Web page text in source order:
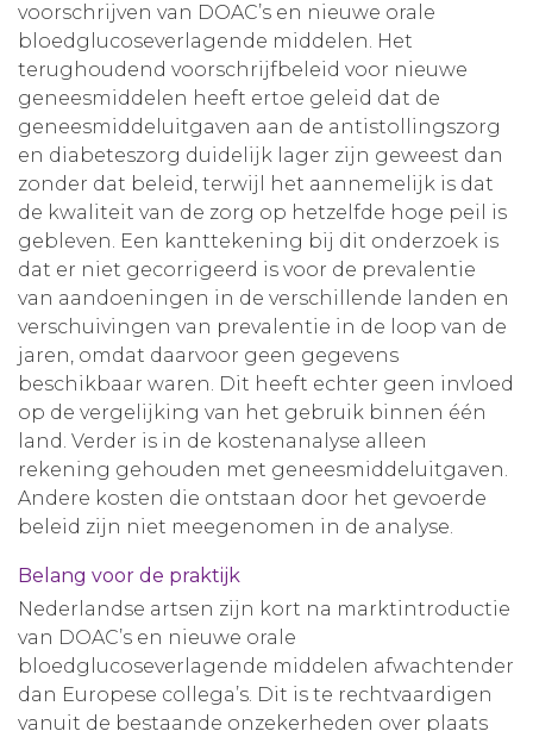
voorschrijven van DOAC’s en nieuwe orale
bloedglucoseverlagende middelen. Het
terughoudend voorschrijfbeleid voor nieuwe
geneesmiddelen heeft ertoe geleid dat de
geneesmiddeluitgaven aan de antistollingszorg
en diabeteszorg duidelijk lager zijn geweest dan
zonder dat beleid, terwijl het aannemelijk is dat
de kwaliteit van de zorg op hetzelfde hoge peil is
gebleven. Een kanttekening bij dit onderzoek is
dat er niet gecorrigeerd is voor de prevalentie
van aandoeningen in de verschillende landen en
verschuivingen van prevalentie in de loop van de
jaren, omdat daarvoor geen gegevens
beschikbaar waren. Dit heeft echter geen invloed
op de vergelijking van het gebruik binnen één
land. Verder is in de kostenanalyse alleen
rekening gehouden met geneesmiddeluitgaven.
Andere kosten die ontstaan door het gevoerde
beleid zijn niet meegenomen in de analyse.
Belang voor de praktijk
Nederlandse artsen zijn kort na marktintroductie
van DOAC’s en nieuwe orale
bloedglucoseverlagende middelen afwachtender
dan Europese collega’s. Dit is te rechtvaardigen
vanuit de bestaande onzekerheden over plaats